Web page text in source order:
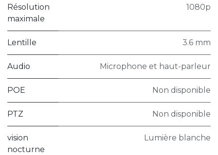
Résolution
maximale
1080p
Lentille 3.6 mm
Audio Microphone et haut-parleur
POE Non disponible
PTZ Non disponible
vision
nocturne
Lumière blanche